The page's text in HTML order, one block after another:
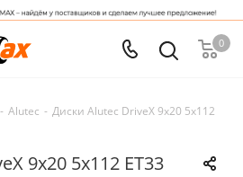
0
- Alutec - Диски Alutec DriveX 9x20 5x112
9x20 5x112 ET33